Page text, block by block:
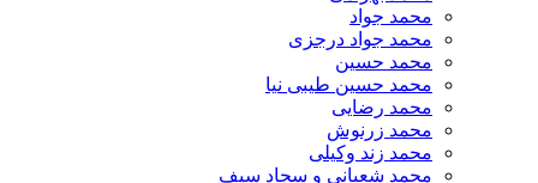
محمد جواد
محمد جواد درجزی
محمد حسین
محمد حسین طیبی نیا
محمد رضایی
محمد زرنوش
محمد زند وکیلی
محمد شعبانی و سجاد سیف